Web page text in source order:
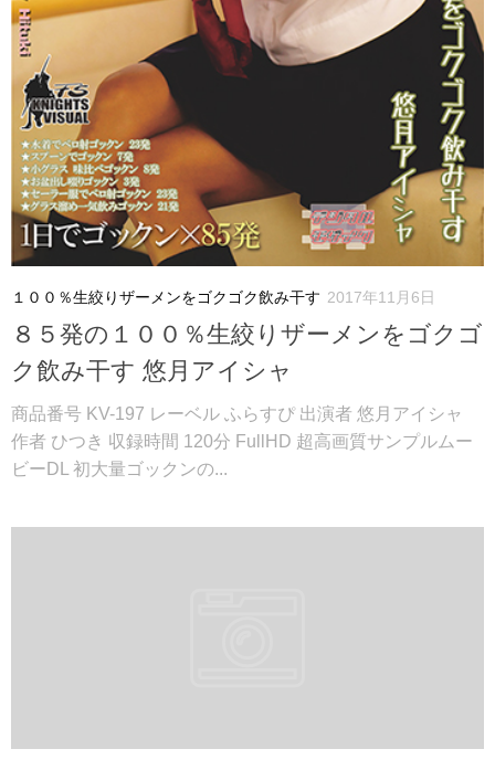
１００％生絞りザーメンをゴクゴク飲み干す 2017年11月6日
８５発の１００％生絞りザーメンをゴクゴ
ク飲み干す 悠月アイシャ
商品番号 KV-197 レーベル ふらすぴ 出演者 悠月アイシャ
作者 ひつき 収録時間 120分 FullHD 超高画質サンプルムー
ビーDL 初大量ゴックンの...